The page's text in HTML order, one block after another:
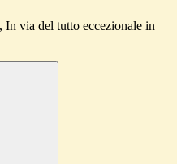
via del tutto eccezionale in